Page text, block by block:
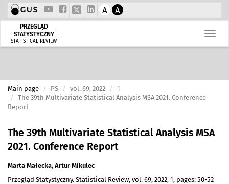
A A
PRZEGLĄD
STATYSTYCZNY
STATISTICAL REVIEW
Main page PS vol. 69, 2022
1
The 39th Multivariate Statistical Analysis MSA 2021. Conference
Report
The 39th Multivariate Statistical Analysis MSA
2021. Conference Report
Marta Małecka, Artur Mikulec
Przegląd Statystyczny. Statistical Review, vol. 69, 2022, 1, pages: 50-52